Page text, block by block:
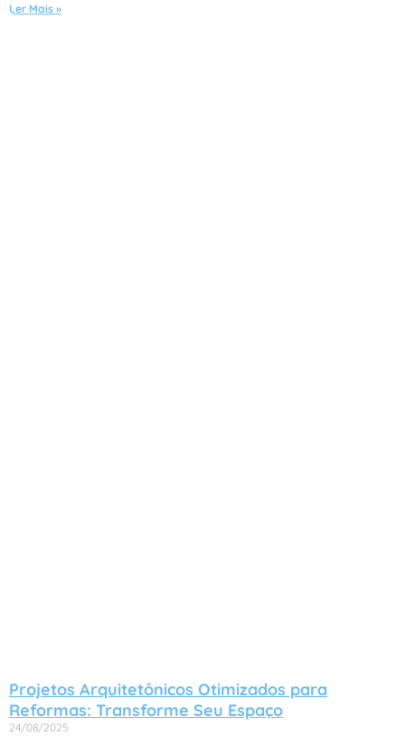
Ler Mais »
Projetos Arquitetônicos Otimizados para
Reformas: Transforme Seu Espaço
24/08/2025